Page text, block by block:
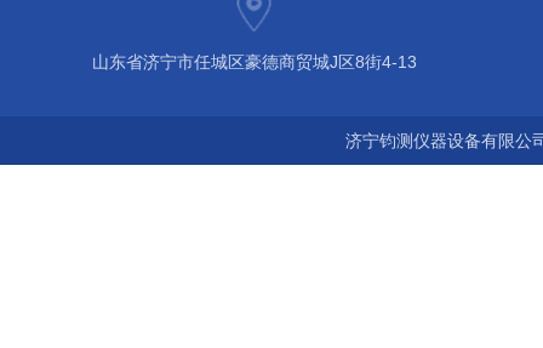
山东省济宁市任城区豪德商贸城J区8街4-13
济宁钧测仪器设备有限